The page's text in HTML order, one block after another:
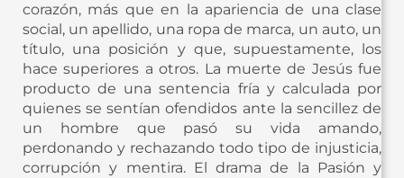
corazón, más que en la apariencia de una clase
social, un apellido, una ropa de marca, un auto, un
título, una posición y que, supuestamente, los
hace superiores a otros. La muerte de Jesús fue
producto de una sentencia fría y calculada por
quienes se sentían ofendidos ante la sencillez de
un hombre que pasó su vida amando,
perdonando y rechazando todo tipo de injusticia,
corrupción y mentira. El drama de la Pasión y